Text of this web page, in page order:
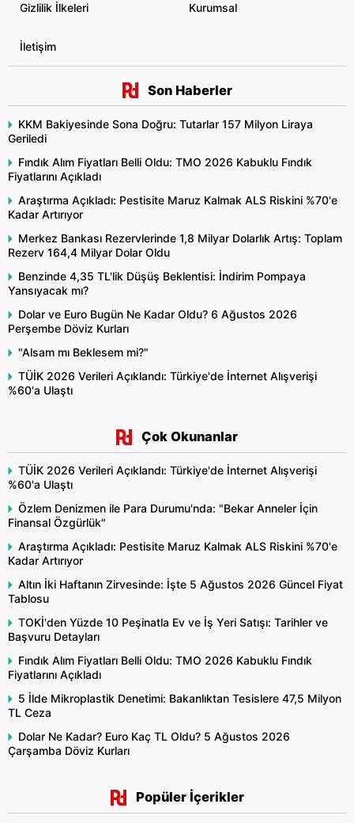
Gizlilik İlkeleri Kurumsal
İletişim
Son Haberler
KKM Bakiyesinde Sona Doğru: Tutarlar 157 Milyon Liraya
Geriledi
Fındık Alım Fiyatları Belli Oldu: TMO 2026 Kabuklu Fındık
Fiyatlarını Açıkladı
Araştırma Açıkladı: Pestisite Maruz Kalmak ALS Riskini %70'e
Kadar Artırıyor
Merkez Bankası Rezervlerinde 1,8 Milyar Dolarlık Artış: Toplam
Rezerv 164,4 Milyar Dolar Oldu
Benzinde 4,35 TL'lik Düşüş Beklentisi: İndirim Pompaya
Yansıyacak mı?
Dolar ve Euro Bugün Ne Kadar Oldu? 6 Ağustos 2026
Perşembe Döviz Kurları
"Alsam mı Beklesem mi?"
TÜİK 2026 Verileri Açıklandı: Türkiye'de İnternet Alışverişi
%60'a Ulaştı
Çok Okunanlar
TÜİK 2026 Verileri Açıklandı: Türkiye'de İnternet Alışverişi
%60'a Ulaştı
Özlem Denizmen ile Para Durumu'nda: "Bekar Anneler İçin
Finansal Özgürlük"
Araştırma Açıkladı: Pestisite Maruz Kalmak ALS Riskini %70'e
Kadar Artırıyor
Altın İki Haftanın Zirvesinde: İşte 5 Ağustos 2026 Güncel Fiyat
Tablosu
TOKİ'den Yüzde 10 Peşinatla Ev ve İş Yeri Satışı: Tarihler ve
Başvuru Detayları
Fındık Alım Fiyatları Belli Oldu: TMO 2026 Kabuklu Fındık
Fiyatlarını Açıkladı
5 İlde Mikroplastik Denetimi: Bakanlıktan Tesislere 47,5 Milyon
TL Ceza
Dolar Ne Kadar? Euro Kaç TL Oldu? 5 Ağustos 2026
Çarşamba Döviz Kurları
Popüler İçerikler